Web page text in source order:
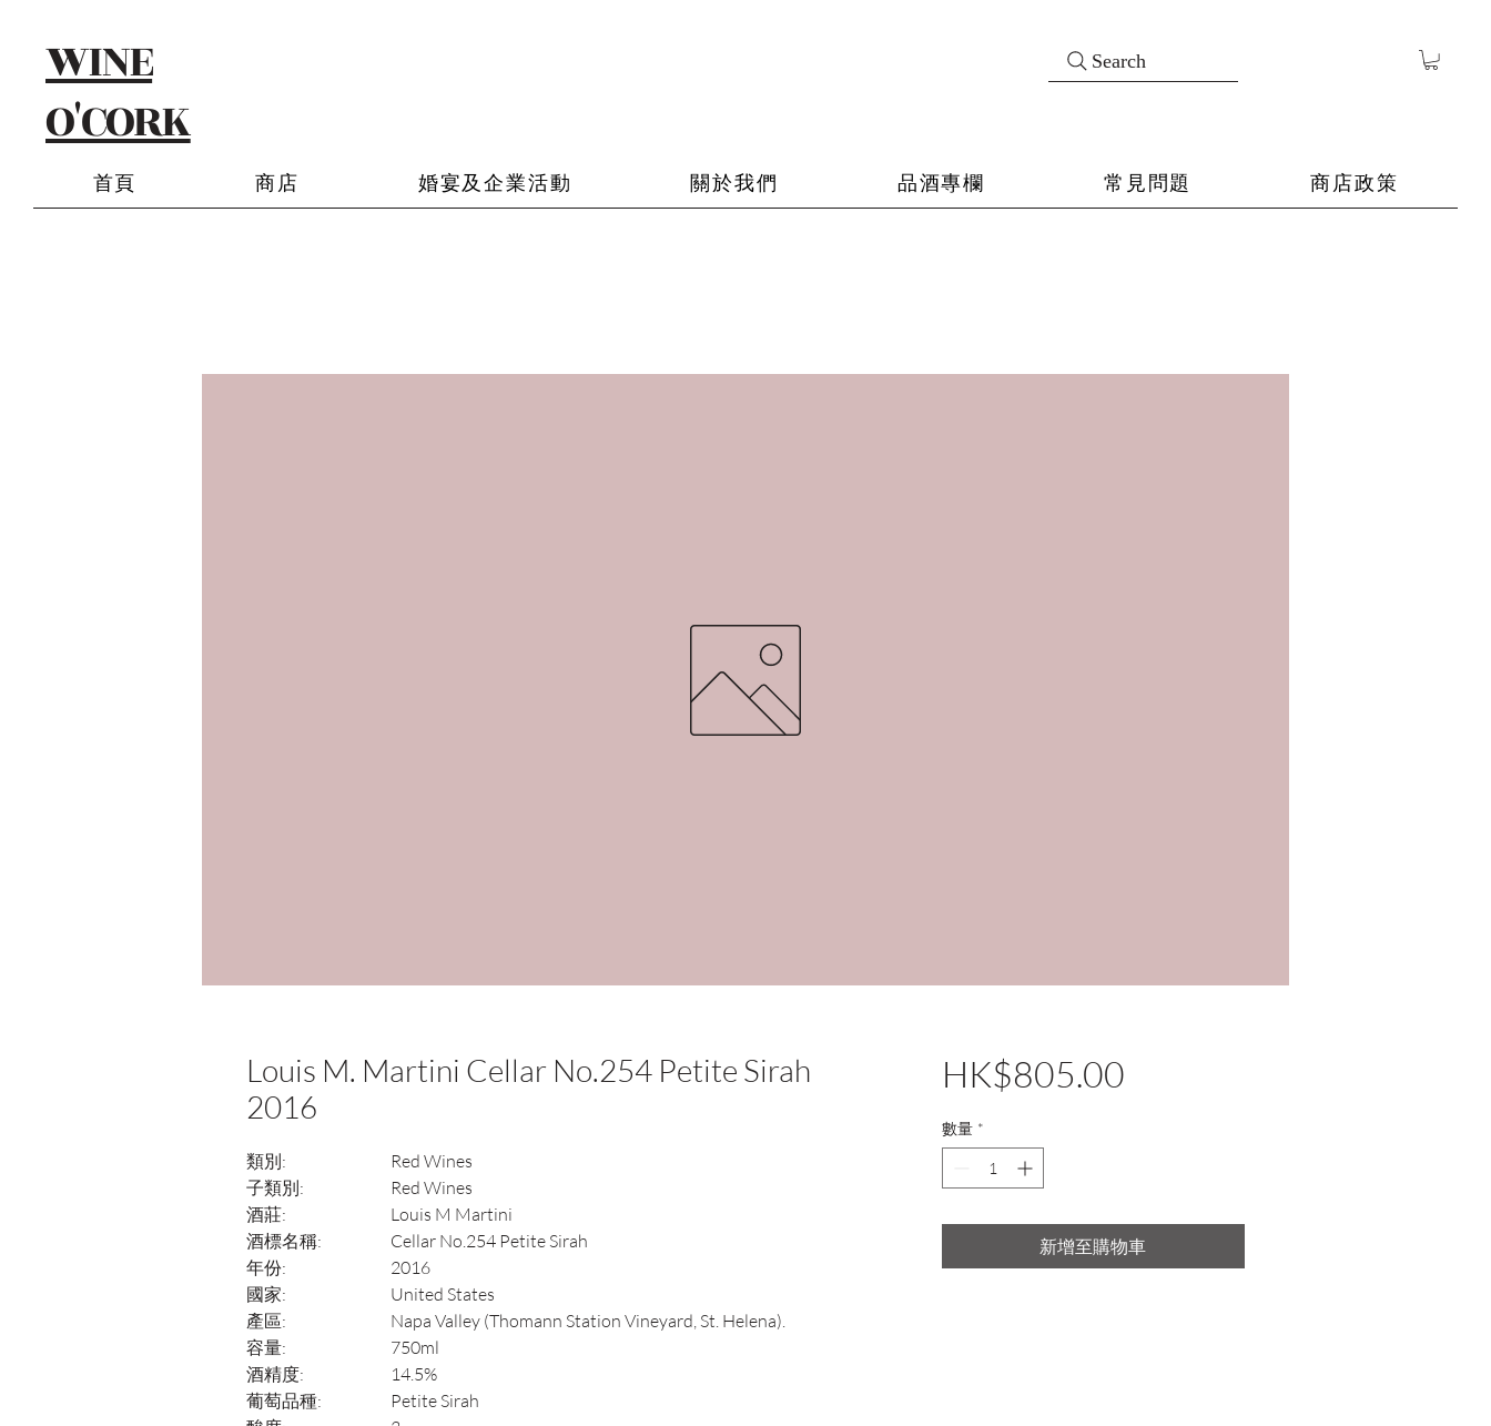
WINE
O'CORK
Search
首頁 商店 婚宴及企業活動 關於我們 品酒專欄 常見問題 商店政策
Louis M. Martini Cellar No.254 Petite Sirah
2016
類別:
Red Wines
子類別:
Red Wines
酒莊:
Louis M Martini
酒標名稱:
Cellar No.254 Petite Sirah
年份:
2016
國家:
United States
產區:
Napa Valley (Thomann Station Vineyard, St. Helena).
容量:
750ml
酒精度:
14.5%
葡萄品種:
Petite Sirah
HK$805.00價
數量 *
新增至購物車